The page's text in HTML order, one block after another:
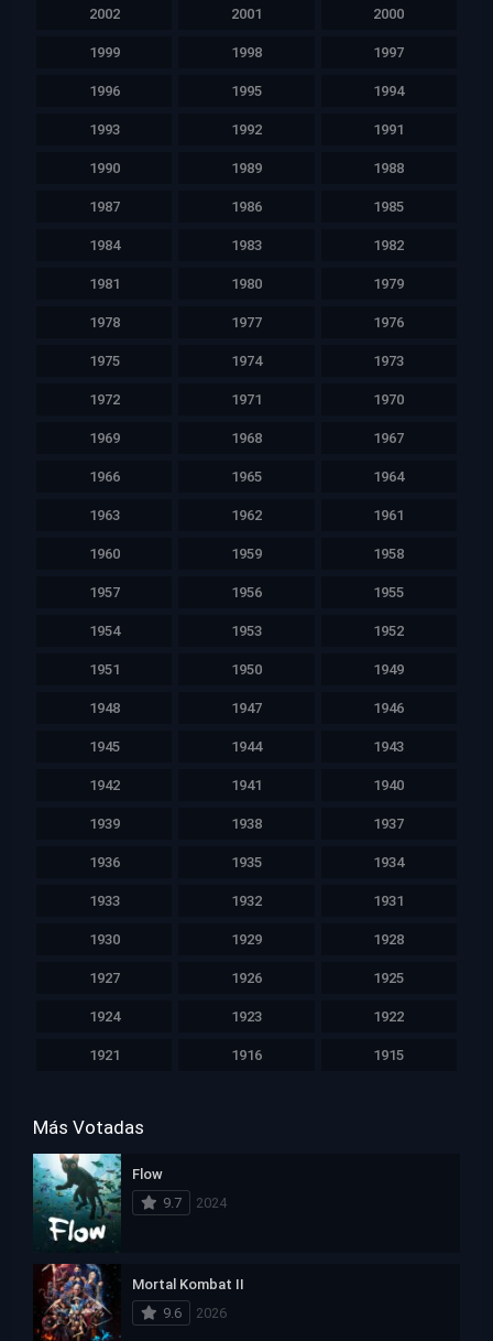
2002 2001 2000
1999 1998 1997
1996 1995 1994
1993 1992 1991
1990 1989 1988
1987 1986 1985
1984 1983 1982
1981 1980 1979
1978 1977 1976
1975 1974 1973
1972 1971 1970
1969 1968 1967
1966 1965 1964
1963 1962 1961
1960 1959 1958
1957 1956 1955
1954 1953 1952
1951 1950 1949
1948 1947 1946
1945 1944 1943
1942 1941 1940
1939 1938 1937
1936 1935 1934
1933 1932 1931
1930 1929 1928
1927 1926 1925
1924 1923 1922
1921 1916 1915
Más Votadas
Flow
9.7
2024
Mortal Kombat II
9.6
2026